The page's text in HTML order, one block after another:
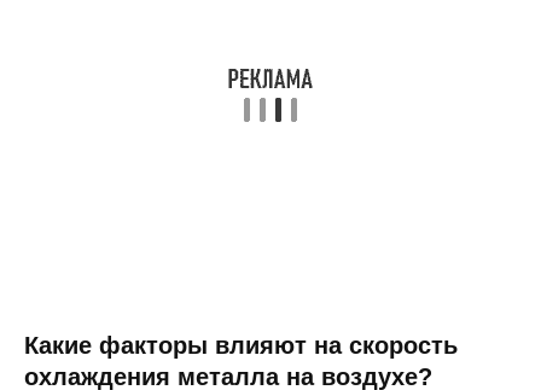
Какие факторы влияют на скорость
охлаждения металла на воздухе?